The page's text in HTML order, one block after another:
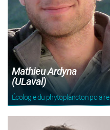
Mathieu Ardyna
(ULaval)
Écologie du phytoplancton polaire